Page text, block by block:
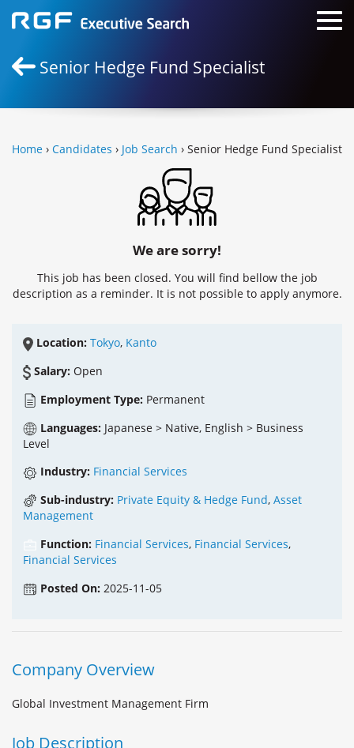
Senior Hedge Fund Specialist
Home › Candidates › Job Search › Senior Hedge Fund Specialist
We are sorry!
This job has been closed. You will find bellow the job
description as a reminder. It is not possible to apply anymore.
Location: Tokyo, Kanto
Salary:Open
Employment Type: Permanent
Languages: Japanese > Native, English > Business
Level
Industry: Financial Services
Sub-industry: Private Equity & Hedge Fund,Asset
Management
Function: Financial Services, Financial Services,
Financial Services
Posted On: 2025-11-05
Company Overview
Global Investment Management Firm
Job Description